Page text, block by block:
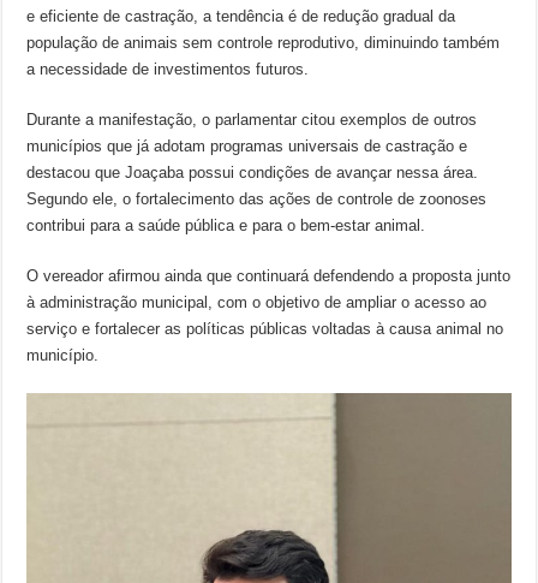
e eficiente de castração, a tendência é de redução gradual da
população de animais sem controle reprodutivo, diminuindo também
a necessidade de investimentos futuros.
Durante a manifestação, o parlamentar citou exemplos de outros
municípios que já adotam programas universais de castração e
destacou que Joaçaba possui condições de avançar nessa área.
Segundo ele, o fortalecimento das ações de controle de zoonoses
contribui para a saúde pública e para o bem-estar animal.
O vereador afirmou ainda que continuará defendendo a proposta junto
à administração municipal, com o objetivo de ampliar o acesso ao
serviço e fortalecer as políticas públicas voltadas à causa animal no
município.